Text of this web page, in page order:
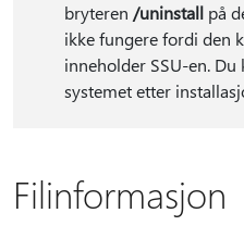
bryteren /uninstallpå
ikke fungere fordi den
inneholder SSU-en.
systemet etter
Filinformasjon